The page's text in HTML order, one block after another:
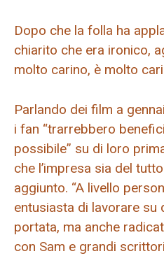
Dopo che la folla ha
chiarito che era ironico,
molto carino, è molto
Parlando dei film a
i fan “trarrebbero
possibile” su di loro
che l’impresa sia del
aggiunto. “A livello
entusiasta di lavorare su
portata, ma anche
con Sam e grandi